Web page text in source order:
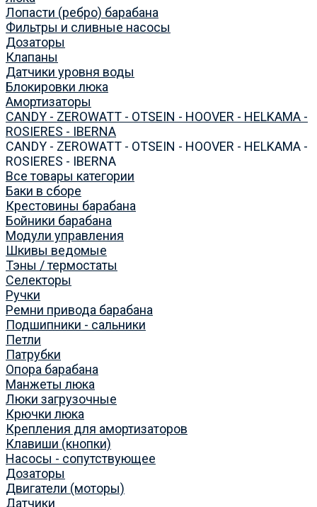
Лопасти (ребро) барабана
Фильтры и сливные насосы
Дозаторы
Клапаны
Датчики уровня воды
Блокировки люка
Амортизаторы
CANDY - ZEROWATT - OTSEIN - HOOVER - HELKAMA -
ROSIERES - IBERNA
CANDY - ZEROWATT - OTSEIN - HOOVER - HELKAMA -
ROSIERES - IBERNA
Все товары категории
Баки в сборе
Крестовины барабана
Бойники барабана
Модули управления
Шкивы ведомые
Тэны / термостаты
Селекторы
Ручки
Ремни привода барабана
Подшипники - сальники
Петли
Патрубки
Опора барабана
Манжеты люка
Люки загрузочные
Крючки люка
Крепления для амортизаторов
Клавиши (кнопки)
Насосы - сопутствующее
Дозаторы
Двигатели (моторы)
Датчики